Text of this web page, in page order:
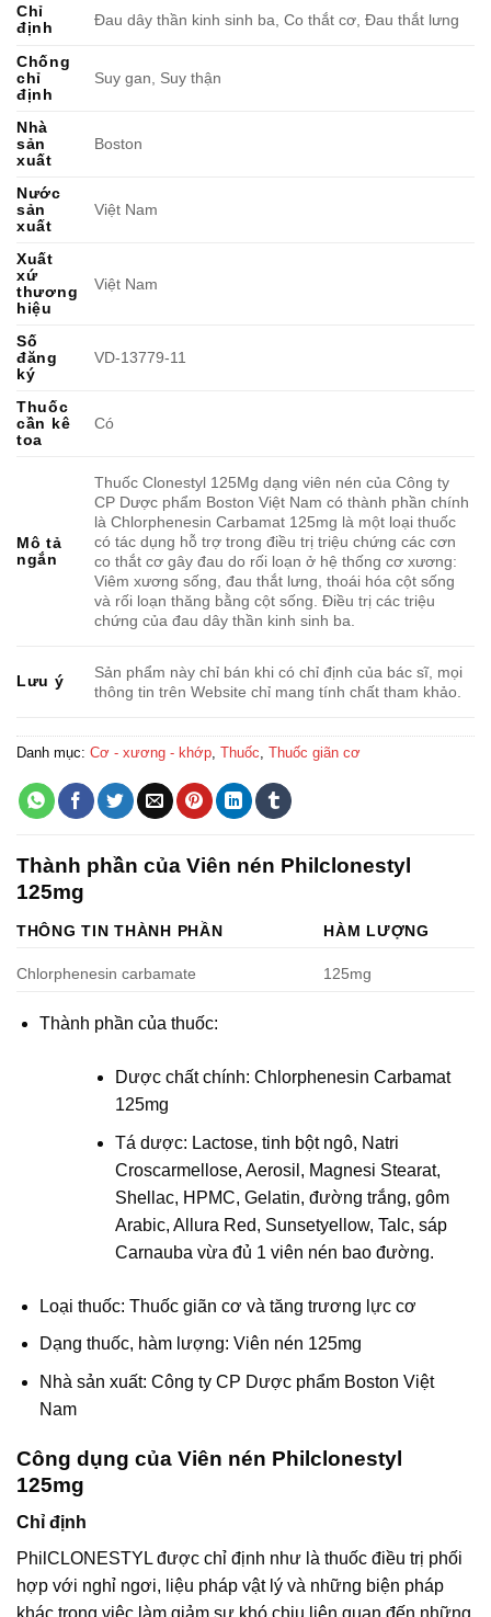
Chỉ
định
Đau dây thần kinh sinh ba, Co thắt cơ, Đau thắt lưng
Chống
chỉ
định
Suy gan, Suy thận
Nhà
sản
xuất
Boston
Nước
sản
xuất
Việt Nam
Xuất
xứ
thương
hiệu
Việt Nam
Số
đăng
ký
VD-13779-11
Thuốc
cần kê
toa
Có
Mô tả
ngắn
Thuốc Clonestyl 125Mg dạng viên nén của Công ty
CP Dược phẩm Boston Việt Nam có thành phần chính
là Chlorphenesin Carbamat 125mg là một loại thuốc
có tác dụng hỗ trợ trong điều trị triệu chứng các cơn
co thắt cơ gây đau do rối loạn ở hệ thống cơ xương:
Viêm xương sống, đau thắt lưng, thoái hóa cột sống
và rối loạn thăng bằng cột sống. Điều trị các triệu
chứng của đau dây thần kinh sinh ba.
Lưu ý
Sản phẩm này chỉ bán khi có chỉ định của bác sĩ, mọi
thông tin trên Website chỉ mang tính chất tham khảo.
Danh mục: Cơ - xương - khớp Thuốc Thuốc giãn cơ
Thành phần của Viên nén Philclonestyl
125mg
THÔNG TIN THÀNH PHẦN HÀM LƯỢNG
Chlorphenesin carbamate 125mg
Thành phần của thuốc:
Dược chất chính: Chlorphenesin Carbamat
125mg
Tá dược: Lactose, tinh bột ngô, Natri
Croscarmellose, Aerosil, Magnesi Stearat,
Shellac, HPMC, Gelatin, đường trắng, gôm
Arabic, Allura Red, Sunsetyellow, Talc, sáp
Carnauba vừa đủ 1 viên nén bao đường.
Loại thuốc: Thuốc giãn cơ và tăng trương lực cơ
Dạng thuốc, hàm lượng: Viên nén 125mg
Nhà sản xuất: Công ty CP Dược phẩm Boston Việt
Nam
Công dụng của Viên nén Philclonestyl
125mg
Chỉ định
PhilCLONESTYL được chỉ định như là thuốc điều trị phối
hợp với nghỉ ngơi, liệu pháp vật lý và những biện pháp